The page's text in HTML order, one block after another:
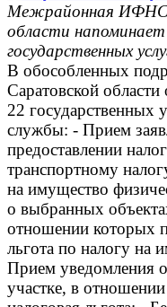
Межрайонная ИФНС
области
государственных
В обособленных
Cаратовской области
22 государственных
службы: - Прием
предоставлении
транспортному
на имущество
о выбранных
отношении которых
льгота по налогу на
Прием уведомления
участке, в